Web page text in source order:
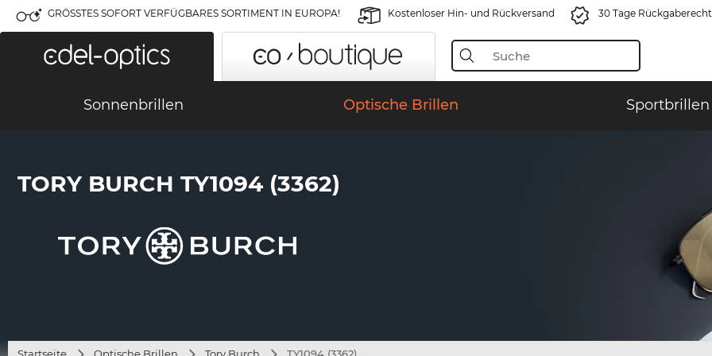
GRÖSSTES SOFORT VERFÜGBARES SORTIMENT IN EUROPA! Kostenloser Hin- und Rückversand 30 Tage Rückgaberecht
Sonnenbrillen Optische Brillen Sportbrillen
TORY BURCH TY1094 (3362)